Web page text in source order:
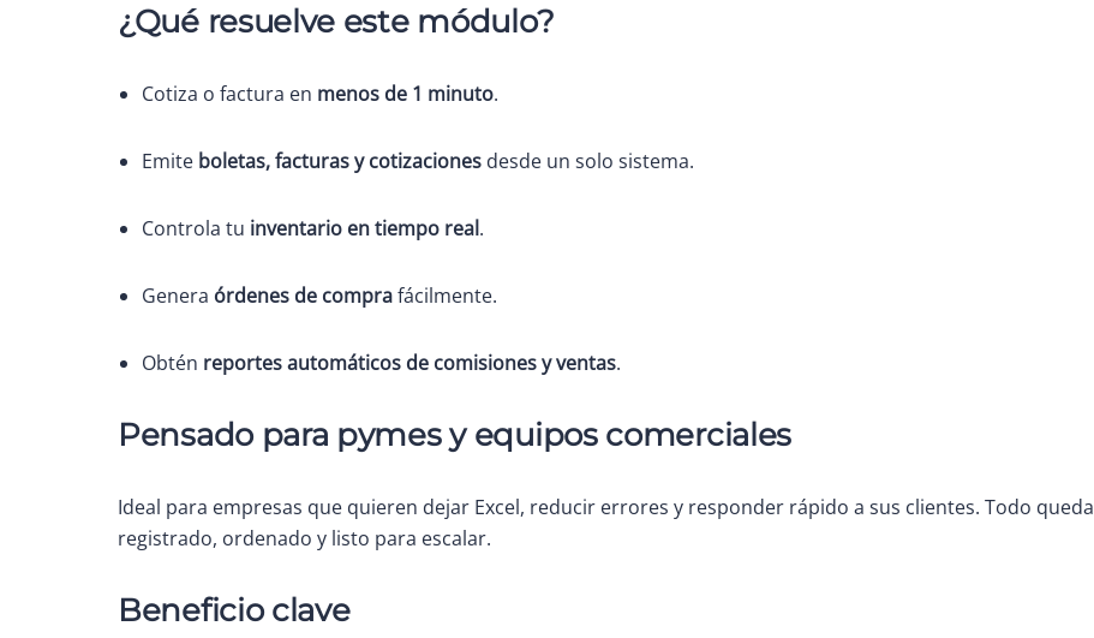
¿Qué resuelve este módulo?
Cotiza o factura en menos de 1 minuto.
Emite boletas, facturas y cotizaciones desde un solo sistema.
Controla tu inventario en tiempo real.
Genera órdenes de comprafácilmente.
Obtén reportes automáticos de comisiones y ventas.
Pensado para pymes y equipos comerciales
Ideal para empresas que quieren dejar Excel, reducir errores y responder rápido a sus clientes. Todo queda
registrado, ordenado y listo para escalar.
Beneficio clave